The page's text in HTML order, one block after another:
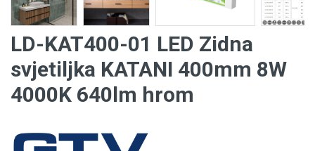
LD-KAT400-01 LED Zidna
svjetiljka KATANI 400mm 8W
4000K 640lm hrom